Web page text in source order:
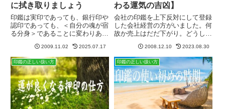
に拭き取りましょう
印鑑は実印であっても、銀行印や
認印であっても、＜自分の魂が宿
る分身＞であることに変わりあり
体」と思っていただければ分かり
やすいでしょうか。押印したらま
ずお手入れを印鑑を押印したら、
まずは綺麗にお手入れをすること
が...
2009.11.02 2025.07.17
わる運気の吉凶】
会社の印鑑を上下反対にして登録
した会社経営の方がいました。何
故か売上はだだ下がり。どうしよ
た。そこで発覚したのが登録印鑑
の上下逆だったのです。すぐに真
っすぐに戻したところ、会社の業
績はぐんぐんよくなったのです。
2008.12.10 2023.08.30
印鑑の正しい扱い方 印鑑の正しい扱い方